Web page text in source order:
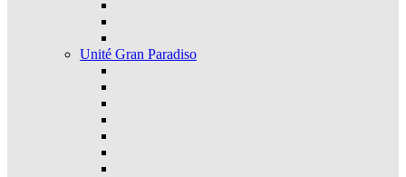
Unité Gran Paradiso